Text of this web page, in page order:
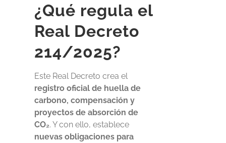
¿Qué regula el
Real Decreto
214/2025?
Este Real Decreto crea el
registro oficial de huella de
carbono, compensación y
proyectos de absorción de
CO₂. Y con ello, establece
nuevas obligaciones para